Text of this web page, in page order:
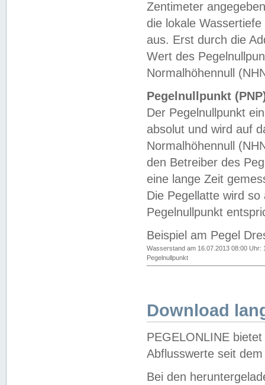
Zentimeter
die lokale
aus. Erst durch die
Wert des
Normalhöhennull
Pegelnullpunkt
Der Pegelnullpunkt
absolut und wird auf
Normalhöhennull
den Betreiber des
eine lange Zeit
Die Pegellatte wird
Pegelnullpunkt
Beispiel am Pegel
Wasserstand am 16.07.2013 08:00 Uhr:
Pegelnullpunkt
Download
PEGELONLINE
Abflusswerte seit
Bei den